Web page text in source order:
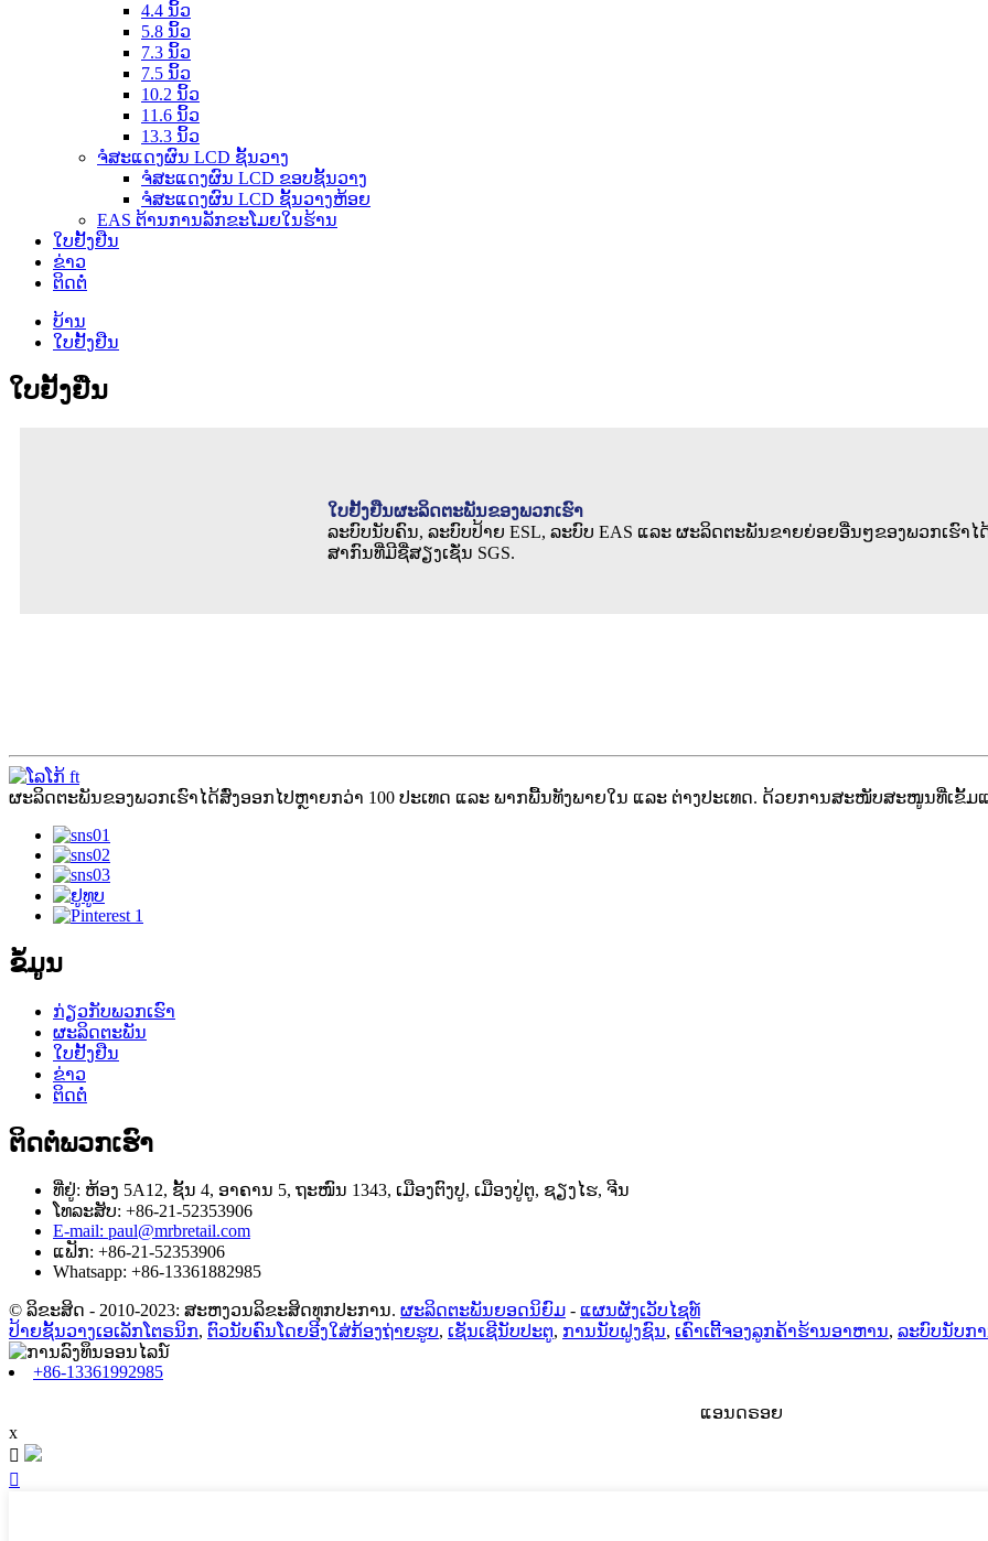
4.4 ນິ້ວ
5.8 ນິ້ວ
7.3 ນິ້ວ
7.5 ນິ້ວ
10.2 ນິ້ວ
11.6 ນິ້ວ
13.3 ນິ້ວ
ຈໍສະແດງຜົນ LCD ຊັ້ນວາງ
ຈໍສະແດງຜົນ LCD ຂອບຊັ້ນວາງ
ຈໍສະແດງຜົນ LCD ຊັ້ນວາງຫ້ອຍ
EAS ຕ້ານການລັກຂະໂມຍໃນຮ້ານ
ໃບຢັ້ງຢືນ
ຂ່າວ
ຕິດຕໍ່
ບ້ານ
ໃບຢັ້ງຢືນ
ໃບຢັ້ງຢືນ
ໃບຢັ້ງຢືນຜະລິດຕະພັນຂອງພວກເຮົາ
ລະບົບນັບຄົນ, ລະບົບປ້າຍ ESL, ລະບົບ EAS ແລະ ຜະລິດຕະພັນຂາຍຍ່ອຍອື່ນໆຂອງພວກເຮົາ
ສາກົນທີ່ມີຊື່ສຽງເຊັ່ນ SGS.
ຜະລິດຕະພັນຂອງພວກເຮົາໄດ້ສົ່ງອອກໄປຫຼາຍກວ່າ 100 ປະເທດ ແລະ ພາກພື້ນທັງພາຍໃນ ແລະ ຕ່າງປະເທດ. ດ້ວຍການສະໜັບສະໜູນທີ່ເຂັ້
ຂໍ້ມູນ
ກ່ຽວກັບພວກເຮົາ
ຜະລິດຕະພັນ
ໃບຢັ້ງຢືນ
ຂ່າວ
ຕິດຕໍ່
ຕິດຕໍ່ພວກເຮົາ
ທີ່ຢູ່: ຫ້ອງ 5A12, ຊັ້ນ 4, ອາຄານ 5, ຖະໜົນ 1343, ເມືອງຕົງປູ, ເມືອງປູ່ຕູ, ຊຽງໄຮ, ຈີນ
ໂທລະສັບ: +86-21-52353906
E-mail: paul@mrbretail.com
ແຟັກ: +86-21-52353906
Whatsapp: +86-13361882985
© ລິຂະສິດ - 2010-2023: ສະຫງວນລິຂະສິດທຸກປະການ. ຜະລິດຕະພັນຍອດນິຍົມ - ແຜນຜັງເວັບໄຊທ໌
ປ້າຍຊັ້ນວາງເອເລັກໂຕຣນິກ, ຕົວນັບຄົນໂດຍອີງໃສ່ກ້ອງຖ່າຍຮູບ, ເຊັນເຊີນັບປະຕູ, ການນັບຝູງຊົນ, ເຄົາເຕີ້ຈອງລູກຄ້າຮ້ານອາຫານ, ລະບົບນັບກ
+86-13361992985
ແອນດຣອຍ
x

